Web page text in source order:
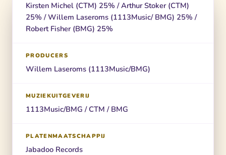
Kirsten Michel (CTM) 25% / Arthur Stoker (CTM)
25% / Willem Laseroms (1113Music/ BMG) 25% /
Robert Fisher (BMG) 25%
PRODUCERS
Willem Laseroms (1113Music/BMG)
MUZIEKUITGEVERIJ
1113Music/BMG / CTM / BMG
PLATENMAATSCHAPPIJ
Jabadoo Records